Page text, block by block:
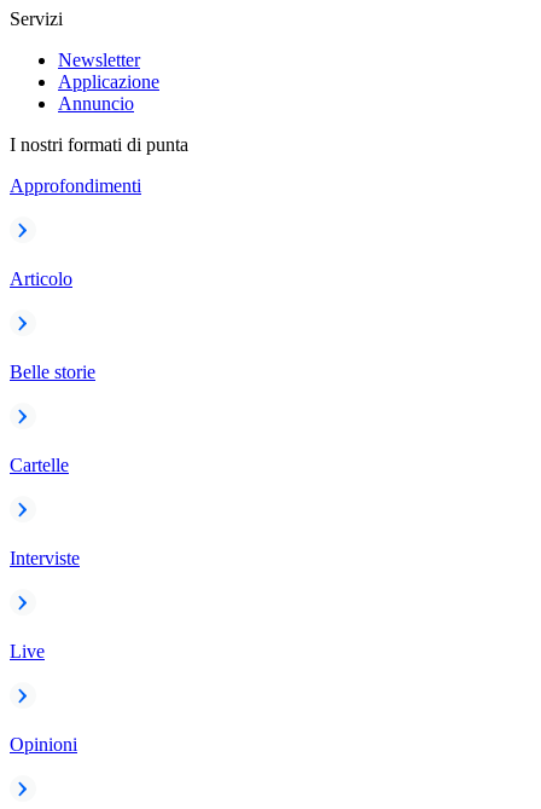
Servizi
Newsletter
Applicazione
Annuncio
I nostri formati di punta
Approfondimenti
Articolo
Belle storie
Cartelle
Interviste
Live
Opinioni